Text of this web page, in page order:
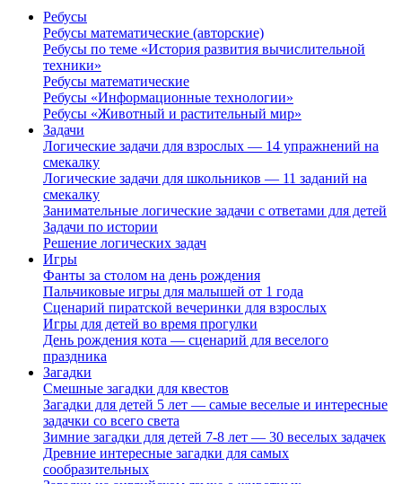
Ребусы
Ребусы математические (авторские)
Ребусы по теме «История развития вычислительной
техники»
Ребусы математические
Ребусы «Информационные технологии»
Ребусы «Животный и растительный мир»
Задачи
Логические задачи для взрослых — 14 упражнений на
смекалку
Логические задачи для школьников — 11 заданий на
смекалку
Занимательные логические задачи с ответами для детей
Задачи по истории
Решение логических задач
Игры
Фанты за столом на день рождения
Пальчиковые игры для малышей от 1 года
Сценарий пиратской вечеринки для взрослых
Игры для детей во время прогулки
День рождения кота — сценарий для веселого
праздника
Загадки
Смешные загадки для квестов
Загадки для детей 5 лет — самые веселые и интересные
задачки со всего света
Зимние загадки для детей 7-8 лет — 30 веселых задачек
Древние интересные загадки для самых
сообразительных